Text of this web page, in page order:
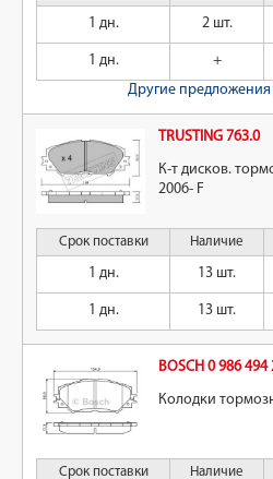
1 дн. 2 шт.
1 дн. +
Другие предложения
TRUSTING 763.0
К-т дисков.
2006- F
Срок поставки Наличие
1 дн. 13 шт.
1 дн. 13 шт.
BOSCH 0 986 494
Колодки
Срок поставки Наличие